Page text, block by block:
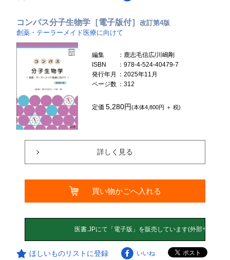
コンパス分子生物学［電子版付］改訂第4版
創薬・テーラーメイド医療に向けて
編集
：鹿志毛信広/川嶋剛
ISBN
：978-4-524-40479-7
発行年月
：2025年11月
ページ数 ：312
定価5,280円(本体4,800円 ＋ 税)
詳しく見る
買い物かごへ入れる
ほしいものリストに登録 いいね